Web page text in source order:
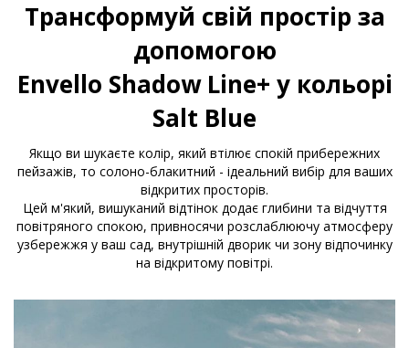
Трансформуй свій простір за
допомогою
Envello Shadow Line+ у кольорі
Salt Blue
Якщо ви шукаєте колір, який втілює спокій прибережних
пейзажів, то солоно-блакитний - ідеальний вибір для ваших
відкритих просторів.
Цей м'який, вишуканий відтінок додає глибини та відчуття
повітряного спокою, привносячи розслаблюючу атмосферу
узбережжя у ваш сад, внутрішній дворик чи зону відпочинку
на відкритому повітрі.